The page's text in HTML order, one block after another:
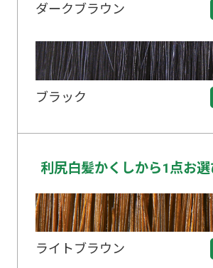
ダークブラウン
ブラック
利尻白髪かくしから1点お
ライトブラウン